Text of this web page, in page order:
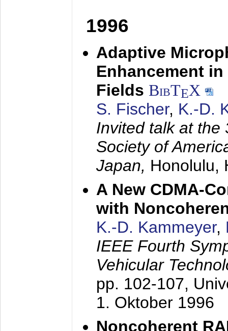
1996
Adaptive
Enhancement
Fields BibTEX
S. Fischer, K.-D.
Invited talk at the
Society of
Japan, Honolulu,
A New CDMA-
with
K.-D. Kammeyer,
IEEE Fourth
Vehicular
pp. 102-107,
1. Oktober 1996
Noncoherent